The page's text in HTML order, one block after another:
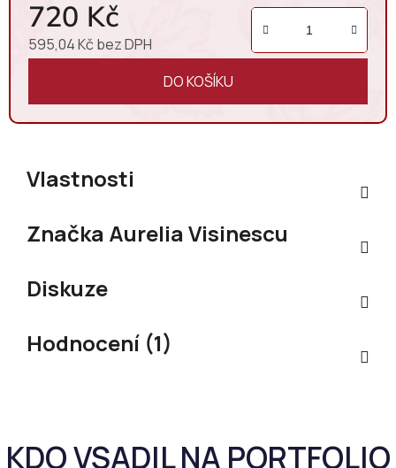
720 Kč
595,04 Kč bez DPH
DO KOŠÍKU
Vlastnosti
Značka Aurelia Visinescu
Diskuze
Hodnocení (1)